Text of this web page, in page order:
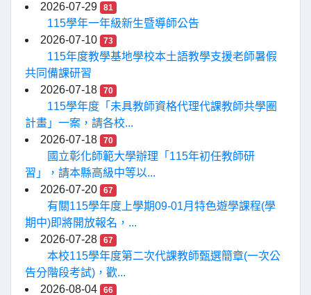
2026-07-29
81
115學年一年級新生暨導師公告
2026-07-10
73
115年度教學基地學校本土語教學支援老師暑假
共同備課研習
2026-07-18
70
115學年度「未具教師資格代理代課教師共學圈
計畫」一案，請各校...
2026-07-18
70
國立彰化師範大學辦理「115年初任教師研
習」，請本縣高級中等以...
2026-07-20
67
有關115學年度上學期09-01月特色遊學課程(學
期中)即將開放報名，...
2026-07-28
67
本校115學年度第二次代課教師甄選簡章(一次公
告分階段考試)，歡...
2026-08-04
66